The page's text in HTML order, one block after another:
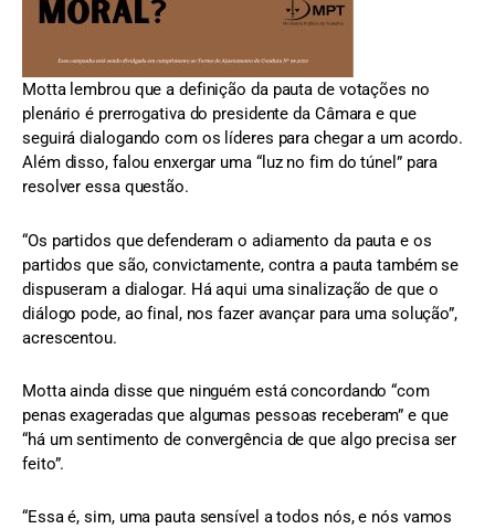
Motta lembrou que a definição da pauta de votações no
plenário é prerrogativa do presidente da Câmara e que
seguirá dialogando com os líderes para chegar a um acordo.
Além disso, falou enxergar uma “luz no fim do túnel” para
resolver essa questão.
“Os partidos que defenderam o adiamento da pauta e os
partidos que são, convictamente, contra a pauta também se
dispuseram a dialogar. Há aqui uma sinalização de que o
diálogo pode, ao final, nos fazer avançar para uma solução”,
acrescentou.
Motta ainda disse que ninguém está concordando “com
penas exageradas que algumas pessoas receberam” e que
“há um sentimento de convergência de que algo precisa ser
feito”.
“Essa é, sim, uma pauta sensível a todos nós, e nós vamos